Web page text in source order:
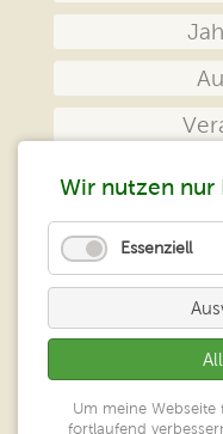
Wir nutzen nur
Essenziell
Um meine
fortlaufend